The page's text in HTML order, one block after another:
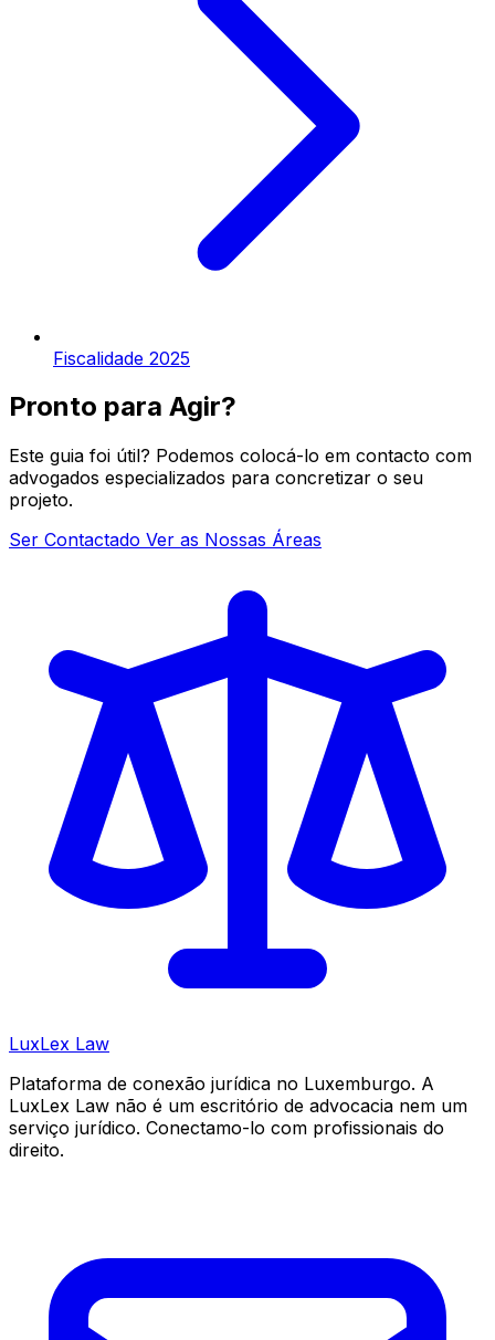
Fiscalidade 2025
Pronto para Agir?
Este guia foi útil? Podemos colocá-lo em contacto com
advogados especializados para concretizar o seu
projeto.
Ser Contactado Ver as Nossas Áreas
LuxLex Law
Plataforma de conexão jurídica no Luxemburgo. A
LuxLex Law não é um escritório de advocacia nem um
serviço jurídico. Conectamo-lo com profissionais do
direito.